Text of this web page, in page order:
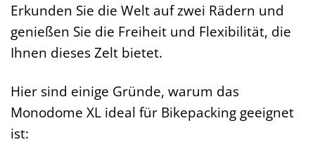
Erkunden Sie die Welt auf zwei Rädern und
genießen Sie die Freiheit und Flexibilität, die
Ihnen dieses Zelt bietet.
Hier sind einige Gründe, warum das
Monodome XL ideal für Bikepacking geeignet
ist: